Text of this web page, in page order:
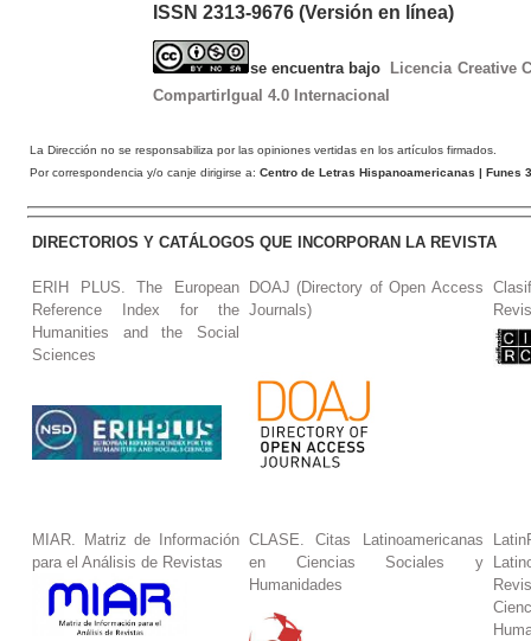
ISSN 2313-9676 (Versión en línea)
se encuentra bajo
Licencia Creative
CompartirIgual 4.0 Internacional
La Dirección no se responsabiliza por las opiniones vertidas en los artículos firmados.
Por correspondencia y/o canje dirigirse a: Centro de Letras Hispanoamericanas | Funes
DIRECTORIOS Y CATÁLOGOS QUE INCORPORAN LA REVISTA
ERIH PLUS. The European
Reference Index for the
Humanities and the Social
Sciences
DOAJ (Directory of Open Access
Journals)
MIAR. Matriz de Información
para el Análisis de Revistas
CLASE. Citas Latinoamericanas
en Ciencias Sociales y
Humanidades